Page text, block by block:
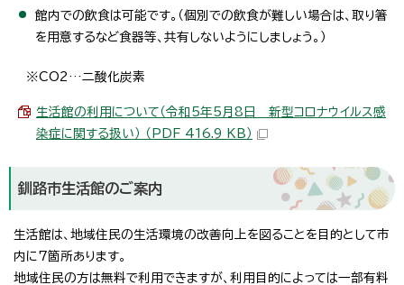
館内での飲食は可能です。（個別での飲食が難しい場合は、取り箸
を用意するなど食器等、共有しないようにしましょう。）
※CO2…二酸化炭素
生活館の利用について（令和5年5月8日 新型コロナウイルス感
染症に関する扱い） （PDF 416.9 KB）
釧路市生活館のご案内
生活館は、地域住民の生活環境の改善向上を図ることを目的として市
内に7箇所あります。
地域住民の方は無料で利用できますが、利用目的によっては一部有料